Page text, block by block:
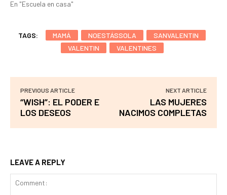
En "Escuela en casa"
TAGS: MAMÁ NOESTÁSSOLA
SANVALENTIN
VALENTIN
VALENTINES
PREVIOUS ARTICLE
“WISH”: EL PODER E
LOS DESEOS
NEXT ARTICLE
LAS MUJERES
NACIMOS COMPLETAS
LEAVE A REPLY